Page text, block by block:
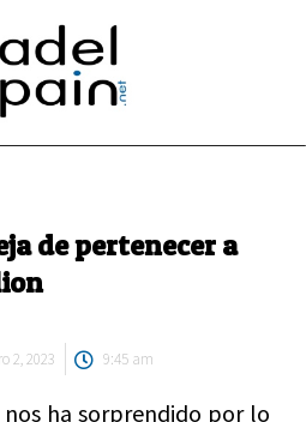
de pertenecer a
2, 2023 9:45 am
nos ha sorprendido por lo